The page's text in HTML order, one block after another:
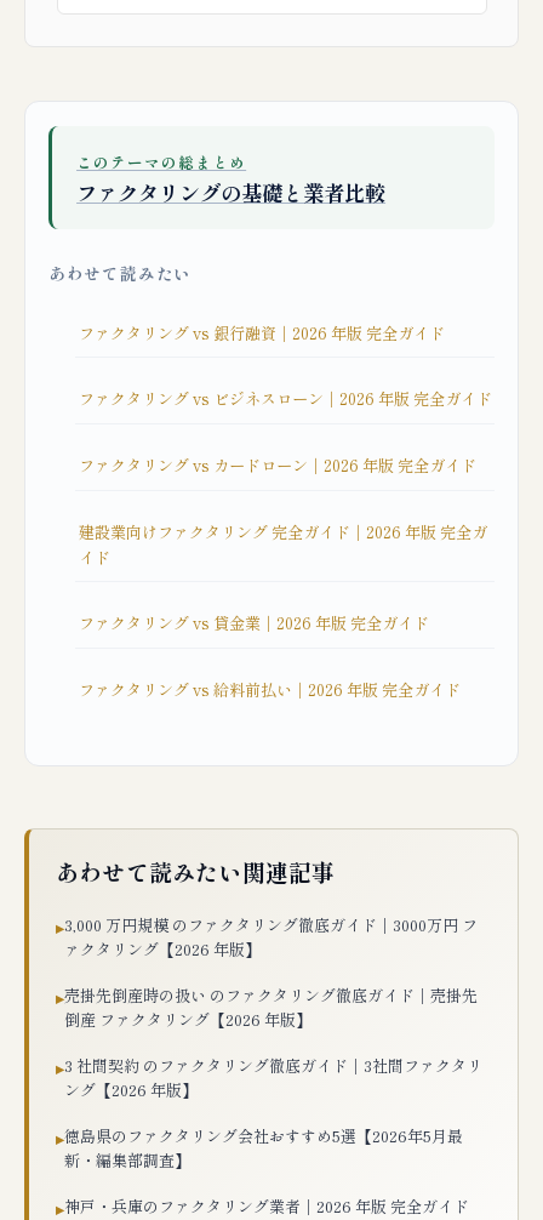
このテーマの総まとめ
ファクタリングの基礎と業者比較
あわせて読みたい
ファクタリング vs 銀行融資｜2026 年版 完全ガイド
ファクタリング vs ビジネスローン｜2026 年版 完全ガイド
ファクタリング vs カードローン｜2026 年版 完全ガイド
建設業向けファクタリング 完全ガイド｜2026 年版 完全ガ
イド
ファクタリング vs 貸金業｜2026 年版 完全ガイド
ファクタリング vs 給料前払い｜2026 年版 完全ガイド
あわせて読みたい関連記事
▸3,000 万円規模 のファクタリング徹底ガイド｜3000万円 フ
ァクタリング【2026 年版】
▸売掛先倒産時の扱い のファクタリング徹底ガイド｜売掛先
倒産 ファクタリング【2026 年版】
▸3 社間契約 のファクタリング徹底ガイド｜3社間ファクタリ
ング【2026 年版】
▸徳島県のファクタリング会社おすすめ5選【2026年5月最
新・編集部調査】
▸神戸・兵庫のファクタリング業者｜2026 年版 完全ガイド